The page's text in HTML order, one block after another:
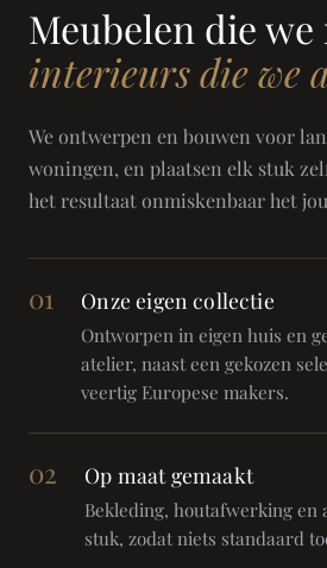
Meubelen die we
interieurs die we
We ontwerpen en bouwen voor
woningen, en plaatsen elk stuk
het resultaat onmiskenbaar het
01 Onze eigen collectie
Ontworpen in eigen huis en
atelier, naast een gekozen
veertig Europese makers.
02 Op maat gemaakt
Bekleding, houtafwerking en
stuk, zodat niets standaard